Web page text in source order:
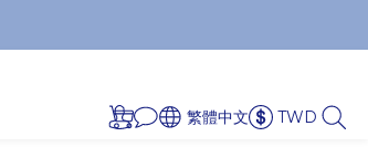
繁體中文 TWD